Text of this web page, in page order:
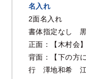
名入れ
2面名入れ
書体指定なし
正面：【木村会】
背面：【下の
行 澤地和希 江